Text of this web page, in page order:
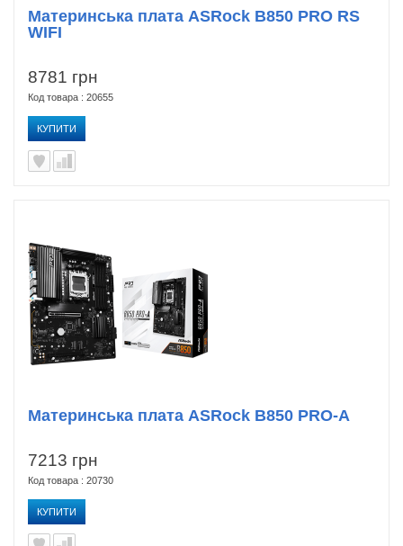
8781 грн
Код товара : 20655
КУПИТИ
Материнська плата ASRock B850 PRO RS
WIFI
7213 грн
Код товара : 20730
КУПИТИ
Материнська плата ASRock B850 PRO-A